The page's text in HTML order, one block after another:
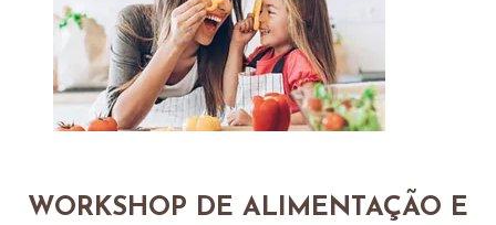
WORKSHOP DE ALIMENTAÇÃO E